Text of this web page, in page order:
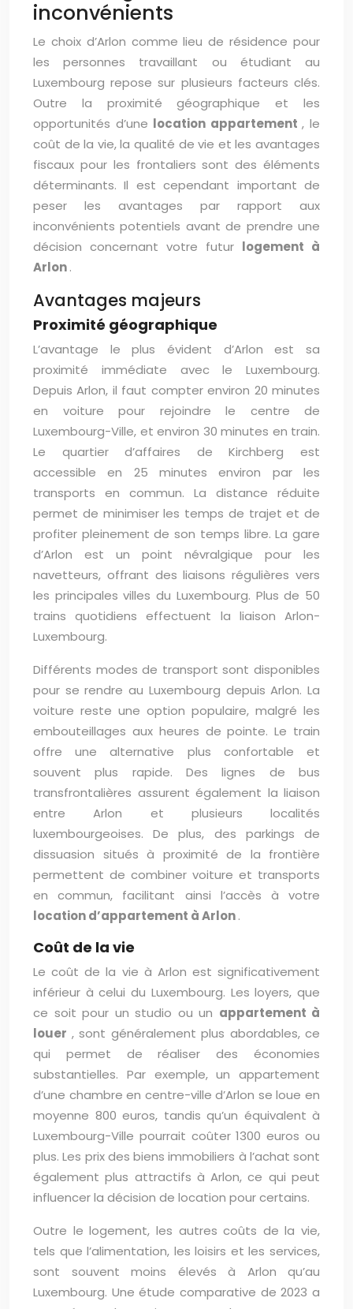
inconvénients
Le choix d’Arlon comme lieu de résidence pour
les personnes travaillant ou étudiant au
Luxembourg repose sur plusieurs facteurs clés.
Outre la proximité géographique et les
opportunités d’une location appartement, le
coût de la vie, la qualité de vie et les avantages
fiscaux pour les frontaliers sont des éléments
déterminants. Il est cependant important de
peser les avantages par rapport aux
inconvénients potentiels avant de prendre une
décision concernant votre futur logement à
Arlon.
Avantages majeurs
Proximité géographique
L’avantage le plus évident d’Arlon est sa
proximité immédiate avec le Luxembourg.
Depuis Arlon, il faut compter environ 20 minutes
en voiture pour rejoindre le centre de
Luxembourg-Ville, et environ 30 minutes en train.
Le quartier d’affaires de Kirchberg est
accessible en 25 minutes environ par les
transports en commun. La distance réduite
permet de minimiser les temps de trajet et de
profiter pleinement de son temps libre. La gare
d’Arlon est un point névralgique pour les
navetteurs, offrant des liaisons régulières vers
les principales villes du Luxembourg. Plus de 50
trains quotidiens effectuent la liaison Arlon-
Luxembourg.
Différents modes de transport sont disponibles
pour se rendre au Luxembourg depuis Arlon. La
voiture reste une option populaire, malgré les
embouteillages aux heures de pointe. Le train
offre une alternative plus confortable et
souvent plus rapide. Des lignes de bus
transfrontalières assurent également la liaison
entre Arlon et plusieurs localités
luxembourgeoises. De plus, des parkings de
dissuasion situés à proximité de la frontière
permettent de combiner voiture et transports
en commun, facilitant ainsi l’accès à votre
location d’appartement à Arlon.
Coût de la vie
Le coût de la vie à Arlon est significativement
inférieur à celui du Luxembourg. Les loyers, que
ce soit pour un studio ou un appartement à
louer , sont généralement plus abordables, ce
qui permet de réaliser des économies
substantielles. Par exemple, un appartement
d’une chambre en centre-ville d’Arlon se loue en
moyenne 800 euros, tandis qu’un équivalent à
Luxembourg-Ville pourrait coûter 1300 euros ou
plus. Les prix des biens immobiliers à l’achat sont
également plus attractifs à Arlon, ce qui peut
influencer la décision de location pour certains.
Outre le logement, les autres coûts de la vie,
tels que l’alimentation, les loisirs et les services,
sont souvent moins élevés à Arlon qu’au
Luxembourg. Une étude comparative de 2023 a